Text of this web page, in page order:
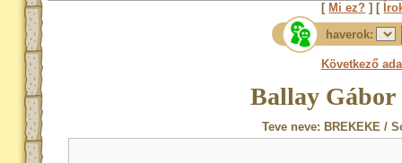
[ Mi ez? ] [
haverok:
Következő
Ballay
Teve neve: BREKEKE /